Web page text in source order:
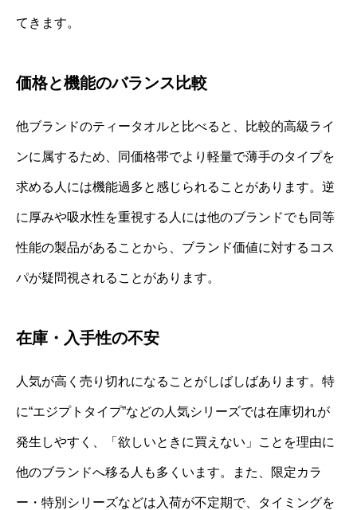
てきます。
価格と機能のバランス比較
他ブランドのティータオルと比べると、比較的高級ライ
ンに属するため、同価格帯でより軽量で薄手のタイプを
求める人には機能過多と感じられることがあります。逆
に厚みや吸水性を重視する人には他のブランドでも同等
性能の製品があることから、ブランド価値に対するコス
パが疑問視されることがあります。
在庫・入手性の不安
人気が高く売り切れになることがしばしばあります。特
に“エジプトタイプ”などの人気シリーズでは在庫切れが
発生しやすく、「欲しいときに買えない」ことを理由に
他のブランドへ移る人も多くいます。また、限定カラ
ー・特別シリーズなどは入荷が不定期で、タイミングを